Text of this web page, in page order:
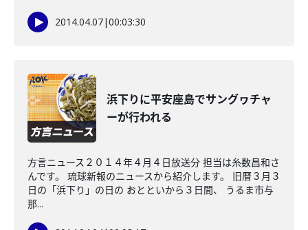
2014.04.07|00:03:30
浜下りに平安座島でサングヮチャ
ーが行われる
方言ニュース２０１４年４月４日放送分 担当は糸数昌和さ
んです。 琉球新報のニュースから紹介します。 旧暦３月３
日の「浜下り」の日の おとといから３日間、 うるま市与
那...